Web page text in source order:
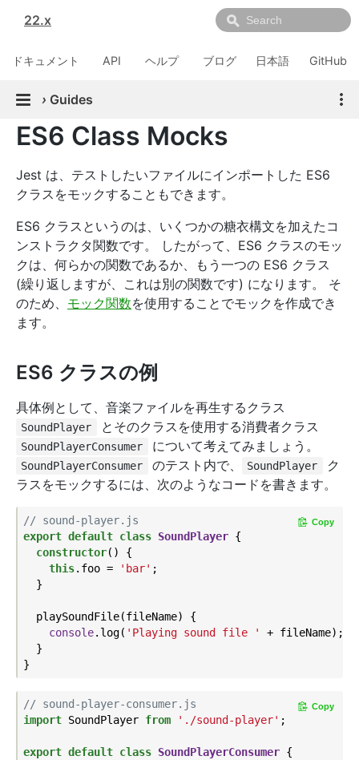
22.x
ドキュメント API ヘルプ ブログ 日本語 GitHub
› Guides
ES6 Class Mocks
Jest は、テストしたいファイルにインポートした ES6
クラスをモックすることもできます。
ES6 クラスというのは、いくつかの糖衣構文を加えたコ
ンストラクタ関数です。 したがって、ES6 クラスのモッ
クは、何らかの関数であるか、もう一つの ES6 クラス
(繰り返しますが、これは別の関数です) になります。 そ
のため、 モック関数を使用することでモックを作成でき
ます。
ES6 クラスの例
具体例として、音楽ファイルを再生するクラス
SoundPlayer とそのクラスを使用する消費者クラス
SoundPlayerConsumer について考えてみましょう。
SoundPlayerConsumer のテスト内で、 SoundPlayer
ク
ラスをモックするには、次のようなコードを書きます。
// sound-player.js
export default class SoundPlayer {
constructor() {
this.foo = 'bar' ;
  }
  playSoundFile(fileName) {
console.log( 'Playing sound file '
+ fileName);
  }
Copy
// sound-player-consumer.js
import SoundPlayer from './sound-player' ;
export default class SoundPlayerConsumer {
Copy